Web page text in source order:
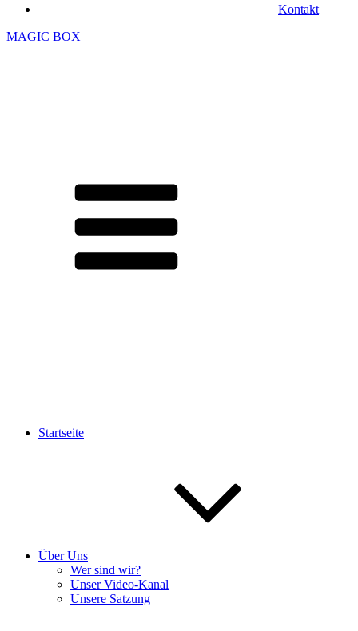
Kontakt
MAGIC BOX
Startseite
Über Uns
Wer sind wir?
Unser Video-Kanal
Unsere Satzung